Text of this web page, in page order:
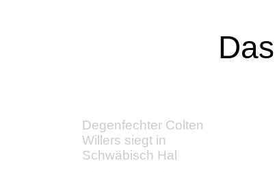
Degenfechter Colten
Willers siegt in
Schwäbisch Hal